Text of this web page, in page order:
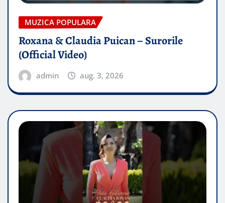
MUZICA POPULARA
Roxana & Claudia Puican – Surorile
(Official Video)
admin aug. 3, 2026